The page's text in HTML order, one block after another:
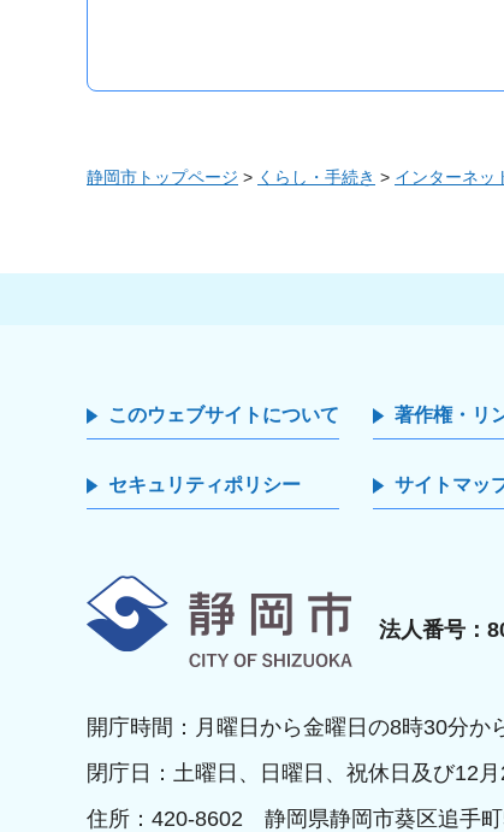
静岡市トップページ > くらし・手続き > インターネッ
このウェブサイトについて 著作権・リ
セキュリティポリシー サイトマッ
法人番号：
開庁時間：月曜日から金曜日の8時30分か
閉庁日：土曜日、日曜日、祝休日及び12
住所：420-8602 静岡県静岡市葵区追手